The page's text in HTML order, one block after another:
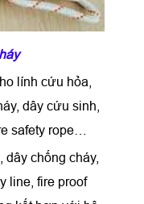
lính cứu hỏa,
dây cứu sinh,
safety rope…
chống cháy,
line, fire proof